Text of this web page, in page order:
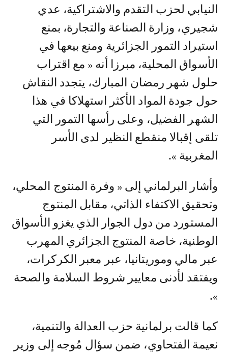
النيابي لحزب التقدم والاشتراكية، عدي
شجيري، وزارة الصناعة والتجارة، بمنع
استيراد التمور الجزائرية ومنع بيعها في
الأسواق المحلية، مبرزا أنه « مع اقتراب
حلول شهر رمضان المبارك، يتجدد النقاش
حول جودة المواد الأكثر استهلاكا في هذا
الشهر الفضيل، وعلى رأسها التمور التي
تلقى إقبالا منقطع النظير لدى الأسر
المغربية ».
وأشار البرلماني إلى « وفرة المنتوج المحلي،
وتحقيق الاكتفاء الذاتي، مقابل المنتوج
المستورد من دول الجوار الذي يغزو الأسواق
الوطنية، خاصة المنتوج الجزائري المهرب
عبر مالي وموريتانيا، عبر معبر الكركرات،
ويفتقد لأدنى معايير شروط السلامة والصحة
».
كما قالت برلمانية حزب العدالة والتنمية،
نعيمة الفتحاوي، ضمن سؤال مُوجه إلى وزير